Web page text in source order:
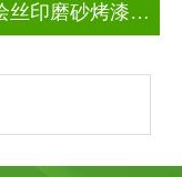
UV喷绘丝印磨砂烤漆玻璃